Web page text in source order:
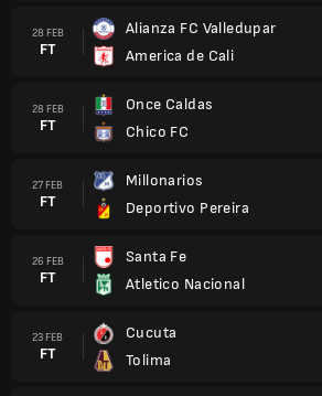
28 FEB
FT
Alianza FC Valledupar
America de Cali
28 FEB
FT
Once Caldas
Chico FC
27 FEB
FT
Millonarios
Deportivo Pereira
26 FEB
FT
Santa Fe
Atletico Nacional
23 FEB
FT
Cucuta
Tolima